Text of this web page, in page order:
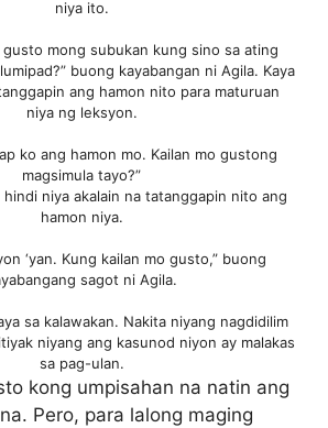
niya ito.
gusto mong subukan kung sino sa ating
buong kayabangan ni Agila. Kaya
ang hamon nito para maturuan
niya ng leksyon.
ko ang hamon mo. Kailan mo gustong
magsimula tayo?”
niya akalain na tatanggapin nito ang
hamon niya.
‘yan. Kung kailan mo gusto,” buong
sagot ni Agila.
sa kalawakan. Nakita niyang nagdidilim
niyang ang kasunod niyon ay malakas
sa pag-ulan.
kong umpisahan na natin ang
Pero, para lalong maging